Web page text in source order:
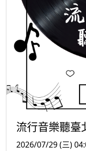
流行音樂聽臺
2026/07/29 (三)